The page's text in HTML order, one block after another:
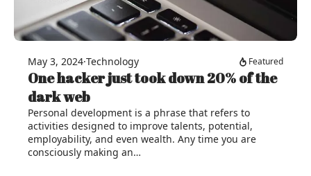
May 3, 2024·Technology Featured
One hacker just took down 20% of the
dark web
Personal development is a phrase that refers to
activities designed to improve talents, potential,
employability, and even wealth. Any time you are
consciously making an…